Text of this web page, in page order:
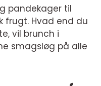
pandekager til
frugt. Hvad end du
vil brunch i
smagsløg på alle